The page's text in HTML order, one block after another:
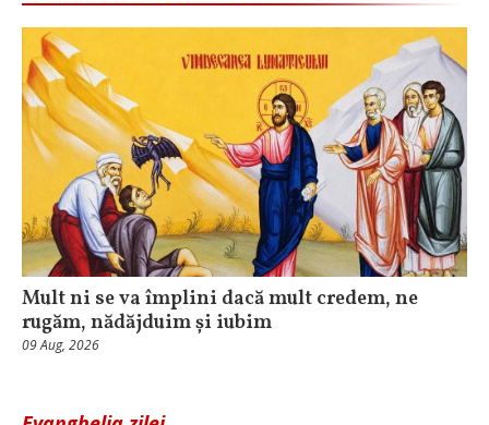
Mult ni se va împlini dacă mult credem, ne
rugăm, nădăjduim și iubim
09 Aug, 2026